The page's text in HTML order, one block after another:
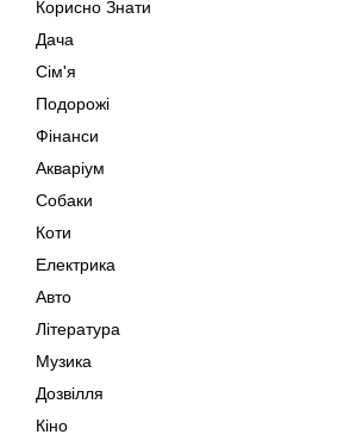
Корисно Знати
Дача
Сім'я
Подорожі
Фінанси
Акваріум
Собаки
Коти
Електрика
Авто
Література
Музика
Дозвілля
Кіно